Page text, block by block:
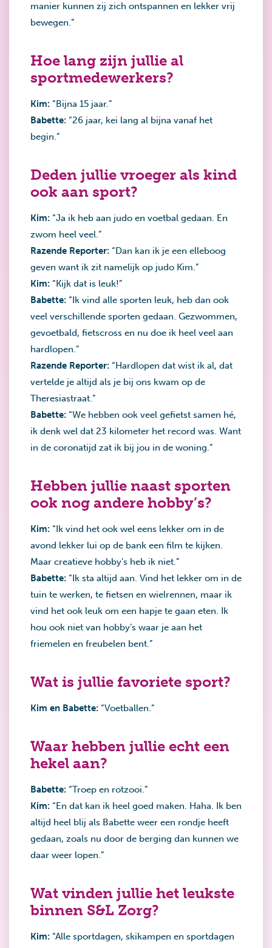
manier kunnen zij zich ontspannen en lekker vrij
bewegen.”
Hoe lang zijn jullie al
sportmedewerkers?
Kim: “Bijna 15 jaar.”
Babette: “26 jaar, kei lang al bijna vanaf het
begin.”
Deden jullie vroeger als kind
ook aan sport?
Kim: “Ja ik heb aan judo en voetbal gedaan. En
zwom heel veel.”
Razende Reporter: “Dan kan ik je een elleboog
geven want ik zit namelijk op judo Kim.”
Kim: “Kijk dat is leuk!”
Babette: “Ik vind alle sporten leuk, heb dan ook
veel verschillende sporten gedaan. Gezwommen,
gevoetbald, fietscross en nu doe ik heel veel aan
hardlopen.”
Razende Reporter: “Hardlopen dat wist ik al, dat
vertelde je altijd als je bij ons kwam op de
Theresiastraat.”
Babette: “We hebben ook veel gefietst samen hé,
ik denk wel dat 23 kilometer het record was. Want
in de coronatijd zat ik bij jou in de woning.”
Hebben jullie naast sporten
ook nog andere hobby’s?
Kim: “Ik vind het ook wel eens lekker om in de
avond lekker lui op de bank een film te kijken.
Maar creatieve hobby’s heb ik niet.”
Babette: “Ik sta altijd aan. Vind het lekker om in de
tuin te werken, te fietsen en wielrennen, maar ik
vind het ook leuk om een hapje te gaan eten. Ik
hou ook niet van hobby’s waar je aan het
friemelen en freubelen bent.”
Wat is jullie favoriete sport?
Kim en Babette: “Voetballen.”
Waar hebben jullie echt een
hekel aan?
Babette: “Troep en rotzooi.”
Kim: “En dat kan ik heel goed maken. Haha. Ik ben
altijd heel blij als Babette weer een rondje heeft
gedaan, zoals nu door de berging dan kunnen we
daar weer lopen.”
Wat vinden jullie het leukste
binnen S&L Zorg?
Kim: “Alle sportdagen, skikampen en sportdagen